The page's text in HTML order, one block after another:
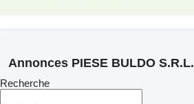
Annonces PIESE BULDO S.R.L.
Recherche